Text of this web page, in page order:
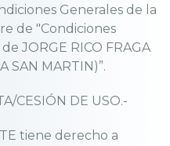
Generales de la
de "Condiciones
JORGE RICO FRAGA
SAN MARTIN)”.
CESIÓN DE USO.-
tiene derecho a